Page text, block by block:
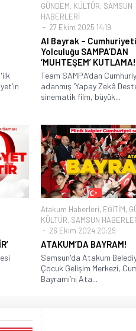
GÜNDEM, KÜLTÜR, SAMSUN
HABERLERİ
27 Ekim 2025 14:19
Al Bayrak –
Yolculuğu SAMPA’DAN
‘MUHTEŞEM’ KUTLAMA!
Team SAMPA’dan
adanmış 'Yapay Zekâ
sinematik film, büyük...
Atakum Haberleri, EĞİTİM,
KÜLTÜR, SAMSUN
26 Ekim 2024 20:29
ATAKUM’DA BAYRAM!
Samsun'da Atakum
Çocuk Gelişim Merkezi,
Bayramı’nı Ata...